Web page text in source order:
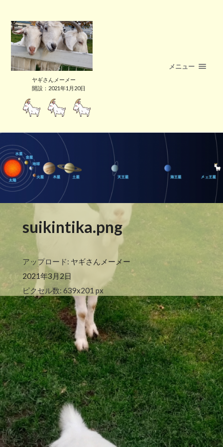
ヤギさんメーメー
開設：2021年1月20日
メニュー
suikintika.png
アップロード: ヤギさんメーメー
2021年3月2日
ピクセル数: 639x201 px